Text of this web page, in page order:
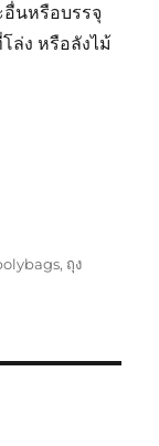
นหรือบรรจุ
ล่ง หรือลังไม้
, ถุง